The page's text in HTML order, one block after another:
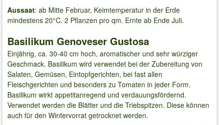
Aussaat: ab Mitte Februar, Keimtemperatur in der Erde
mindestens 20°C. 2 Pflanzen pro qm. Ernte ab Ende Juli.
Basilikum Genoveser Gustosa
Einjährig, ca. 30-40 cm hoch, aromatischer und sehr würziger
Geschmack. Basilikum wird verwendet bei der Zubereitung von
Salaten, Gemüsen, Eintopfgerichten, bei fast allen
Fleischgerichten und besonders zu Tomaten in jeder Form.
Basilikum wirkt appetitanregend und verdauungsfördernd.
Verwendet werden die Blätter und die Triebspitzen. Diese können
auch für den Wintervorrat getrocknet werden.